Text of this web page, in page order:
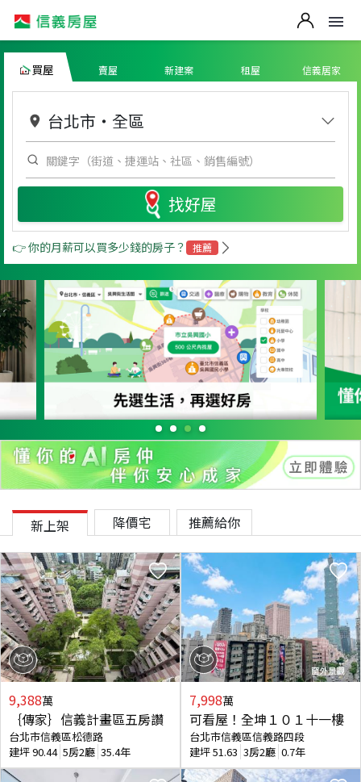
買屋 賣屋 新建案 租屋 信義居家
台北市 ・ 全區
找好屋
👉 你的月薪可以買多少錢的房子？ 推薦
新上架 降價宅 推薦給你
9,388萬
｛傳家｝信義計畫區五房讚
台北市信義區松德路
建坪90.44 5房2廳 35.4年
7,998萬
可看屋！全坤１０１十一樓
台北市信義區信義路四段
建坪51.63 3房2廳 0.7年